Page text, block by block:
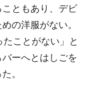
ともあり、デビ
の洋服がない。
ことがない」と
ーへとはしごを
。